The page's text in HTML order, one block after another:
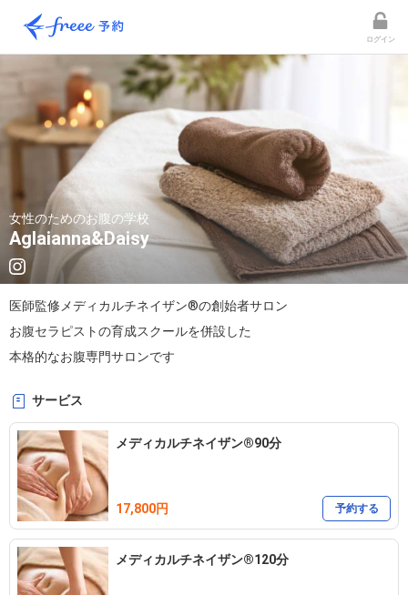
ログイン
女性のためのお腹の学校
Aglaianna&Daisy
医師監修メディカルチネイザン®︎の創始者サロン
お腹セラピストの育成スクールを併設した
本格的なお腹専門サロンです
サービス
メディカルチネイザン®️90分
17,800円 予約する
メディカルチネイザン®️120分